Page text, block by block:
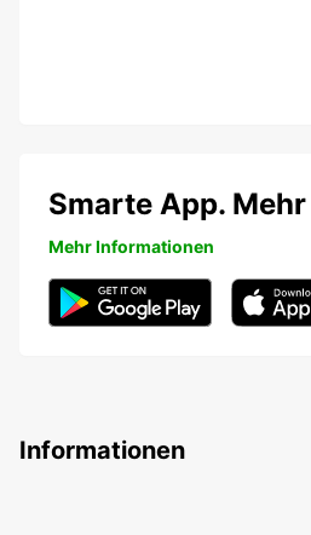
Smarte App.
Mehr Informationen
Informationen